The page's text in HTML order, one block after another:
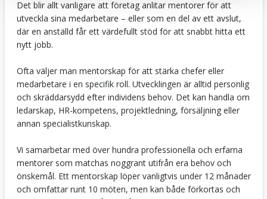
Det blir allt vanligare att företag anlitar mentorer för att
utveckla sina medarbetare – eller som en del av ett avslut,
där en anställd får ett värdefullt stöd för att snabbt hitta ett
nytt jobb.
Ofta väljer man mentorskap för att stärka chefer eller
medarbetare i en specifik roll. Utvecklingen är alltid personlig
och skräddarsydd efter individens behov. Det kan handla om
ledarskap, HR-kompetens, projektledning, försäljning eller
annan specialistkunskap.
Vi samarbetar med över hundra professionella och erfarna
mentorer som matchas noggrant utifrån era behov och
önskemål. Ett mentorskap löper vanligtvis under 12 månader
och omfattar runt 10 möten, men kan både förkortas och